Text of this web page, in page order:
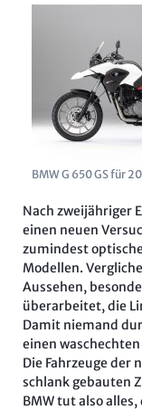
BMW G 650 GS für
Nach zweijähriger
einen neuen
zumindest
Modellen.
Aussehen,
überarbeitet, die
Damit niemand
einen
Die Fahrzeuge der
schlank gebauten
BMW tut also